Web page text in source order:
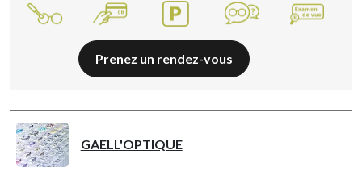
Prenez un rendez-vous
GAELL'OPTIQUE